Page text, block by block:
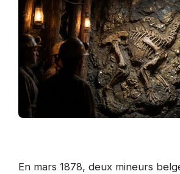
En mars 1878, deux mineurs